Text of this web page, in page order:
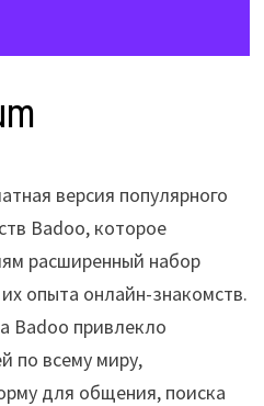
версия популярного
Badoo, которое
расширенный набор
опыта онлайн-знакомств.
Badoo привлекло
по всему миру,
для общения, поиска